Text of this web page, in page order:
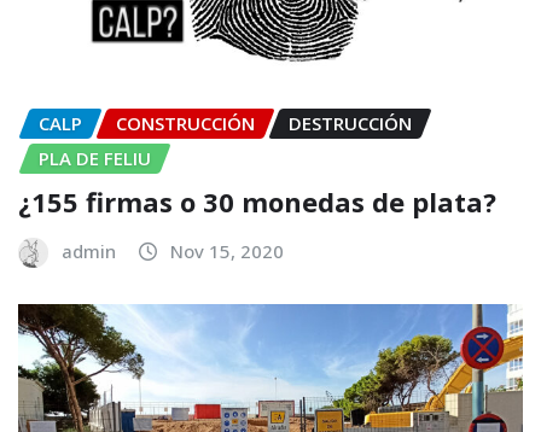
CALP CONSTRUCCIÓN
DESTRUCCIÓN
PLA DE FELIU
¿155 firmas o 30 monedas de plata?
admin Nov 15, 2020